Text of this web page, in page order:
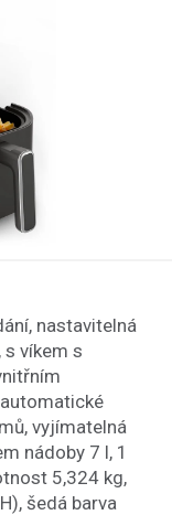
nastavitelná
víkem s
vyjímatelná
nádoby 7 l, 1
5,324 kg,
šedá barva